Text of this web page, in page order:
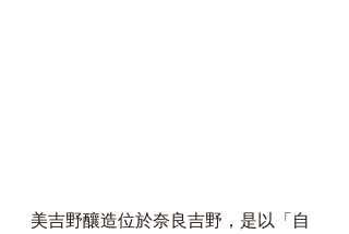
美吉野釀造位於奈良吉野，是以「自